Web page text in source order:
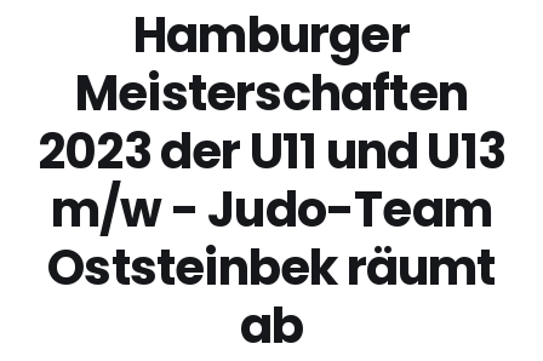
Hamburger
Meisterschaften
2023 der U11 und U13
m/w - Judo-Team
Oststeinbek räumt
ab